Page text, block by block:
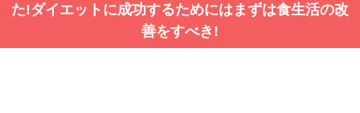
た!ダイエットに成功するためにはまずは食生活の改
善をすべき!